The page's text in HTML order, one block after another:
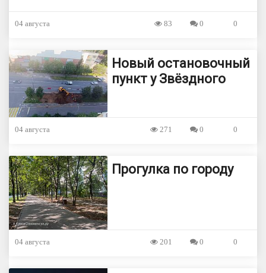
04 августа 0
0
83
Новый остановочный
пункт у Звёздного
04 августа 0
0
271
Прогулка по городу
04 августа 0
0
201